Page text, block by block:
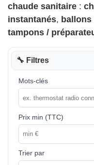
chaude sanitaire :
instantanés,
tampons /
🔧 Filtres
Mots-clés
Prix min (TTC)
Trier par